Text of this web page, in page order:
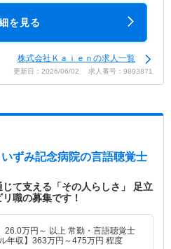
を見る
株式会社Ｋａｉｅｎの求人一覧
更新日：2026/06/02 求人番号：9893871
ずみ記念病院の言語聴覚士
じて支える「その人らしさ」 足立
職の募集です！
26.0万円～ 以上 常勤・言語聴覚士
年収】 363万円～475万円 程度